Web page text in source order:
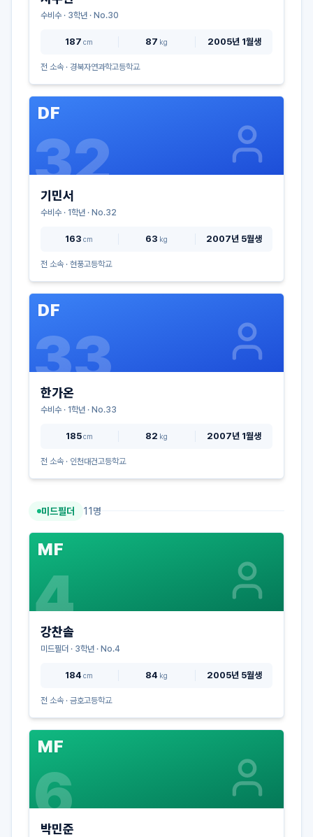
수비수· 3학년 · No.30
187 cm 87 kg 2005년 1월생
전 소속 · 경북자연과학고등학교
DF
32
기민서
수비수· 1학년 · No.32
163 cm 63 kg 2007년 5월생
전 소속 · 현풍고등학교
DF
33
한가온
수비수· 1학년 · No.33
185cm 82 kg 2007년 1월생
전 소속 · 인천대건고등학교
미드필더 11 명
MF
4
강찬솔
미드필더 · 3학년 · No.4
184 cm 84 kg 2005년 5월생
전 소속 · 금호고등학교
MF
6
박민준